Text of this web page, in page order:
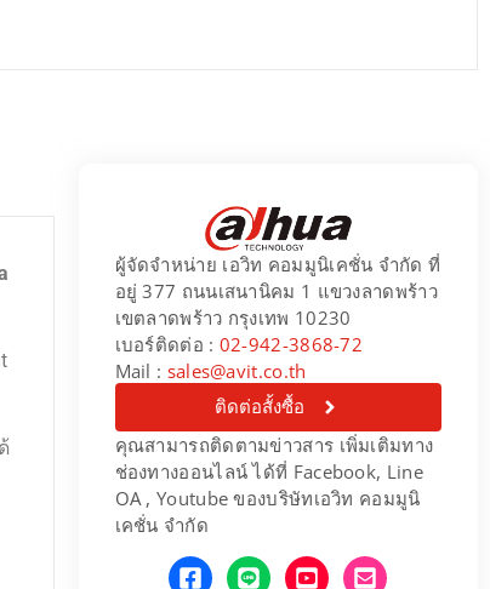
ผู้จัดจำหน่าย เอวิท คอมมูนิเคชั่น จำกัด ที่
อยู่ 377 ถนนเสนานิคม 1 แขวงลาดพร้าว
เขตลาดพร้าว กรุงเทพ 10230
เบอร์ติดต่อ : 02-942-3868-72
Mail : sales@avit.co.th
ติดต่อสั้งซื้อ
คุณสามารถติดตามข่าวสาร เพิ่มเติมทาง
ช่องทางออนไลน์ ได้ที่ Facebook, Line
OA , Youtube ของบริษัทเอวิท คอมมูนิ
เคชั่น จำกัด